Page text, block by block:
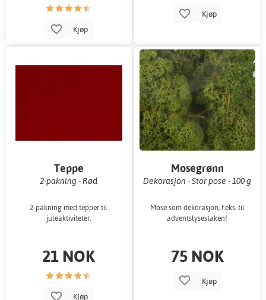
Kjøp
Kjøp
Teppe
2-pakning - Rød
2-pakning med tepper til
juleaktiviteter.
21 NOK
Kjøp
Mosegrønn
Dekorasjon - Stor pose - 100 g
Mose som dekorasjon, f.eks. til
adventslysestaken!
75 NOK
Kjøp